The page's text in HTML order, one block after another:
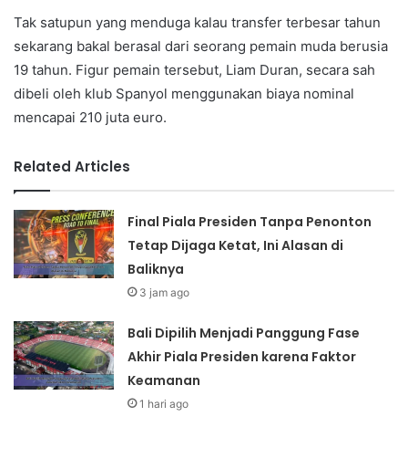
Tak satupun yang menduga kalau transfer terbesar tahun
sekarang bakal berasal dari seorang pemain muda berusia
19 tahun. Figur pemain tersebut, Liam Duran, secara sah
dibeli oleh klub Spanyol menggunakan biaya nominal
mencapai 210 juta euro.
Related Articles
Final Piala Presiden Tanpa Penonton
Tetap Dijaga Ketat, Ini Alasan di
Baliknya
3 jam ago
Bali Dipilih Menjadi Panggung Fase
Akhir Piala Presiden karena Faktor
Keamanan
1 hari ago